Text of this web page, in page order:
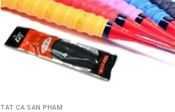
TẤT CẢ SẢN PHẨM